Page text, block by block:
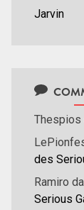
Jarvin
Thespios
des
Ramiro
Serious